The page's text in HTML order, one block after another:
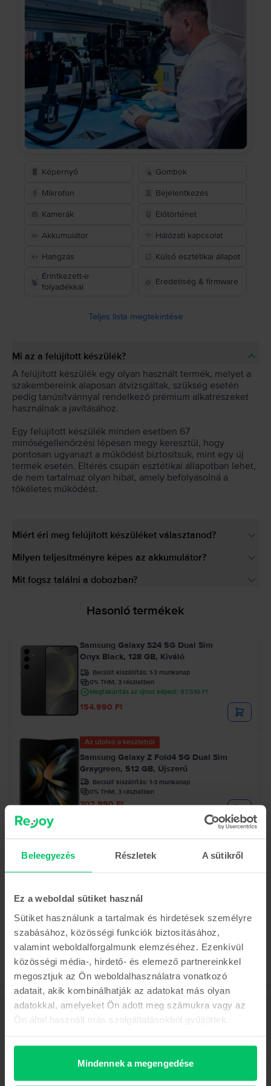
Beleegyezés Részletek A sütikről
Ez a weboldal sütiket használ
Sütiket használunk a tartalmak és hirdetések személyre
szabásához, közösségi funkciók biztosításához,
valamint weboldalforgalmunk elemzéséhez. Ezenkívül
közösségi média-, hirdető- és elemező partnereinkkel
megosztjuk az Ön weboldalhasználatra vonatkozó
adatait, akik kombinálhatják az adatokat más olyan
adatokkal, amelyeket Ön adott meg számukra vagy az
Ön által használt más szolgáltatásokból gyűjtöttek.
Mindennek a megengedése
Képernyő Gombok
Mikrofon Bejelentkezés
Kamerák Előtörténet
Akkumulátor Hálózati kapcsolat
Hangzás
Külső esztétikai állapot
Érintkezett-e
folyadékkal
Eredetiség & firmware
Teljes lista megtekintése
Mi az a felújított készülék?
A felújított készülék egy olyan használt termék, melyet a
szakembereink alaposan átvizsgáltak, szükség esetén
pedig tanúsítvánnyal rendelkező prémium alkatrészeket
használnak a javításához.
Egy felújított készülék minden esetben 67
minőségellenőrzési lépésen megy keresztül, hogy
pontosan ugyanazt a működést biztosítsuk, mint egy új
termék esetén. Eltérés csupán esztétikai állapotban lehet,
de nem tartalmaz olyan hibát, amely befolyásolná a
tökéletes működést.
Miért éri meg felújított készüléket választanod?
Milyen teljesítményre képes az akkumulátor?
Mit fogsz találni a dobozban?
Hasonló termékek
Samsung Galaxy S24 5G Dual Sim
Onyx Black, 128 GB, Kiváló
Becsült kiszállítás: 1-3 munkanap
0% THM, 3 részletben
Megtakarítás az újhoz képest: 97.510 Ft
154.990 Ft
Az utolsó a készletről
Samsung Galaxy Z Fold4 5G Dual Sim
Graygreen, 512 GB, Újszerű
Becsült kiszállítás: 1-3 munkanap
0% THM, 3 részletben
302.990 Ft
Samsung Galaxy S21 Ultra 5G Dual Sim
122.990 Ft
Leírás
Fedezd fel a Galaxy S20-at a 8K videóval, amely megváltoztatja úgy a
az intelligens akkumulátort, a nagy teljesítményű processzort és a hatalmas
tárhelyet - a Galaxy S20 sorozatú készülékek a mobiltelefonok új korszakát